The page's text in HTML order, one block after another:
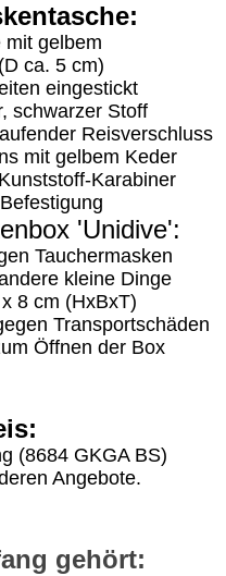
mit gelbem
ca. 5 cm)
eingestickt
schwarzer Stoff
Reisverschluss
mit gelbem Keder
Karabiner
'Unidive':
Tauchermasken
kleine Dinge
8 cm (HxBxT)
Transportschäden
Öffnen der Box
(8684 GKGA BS)
Angebote.
gehört: